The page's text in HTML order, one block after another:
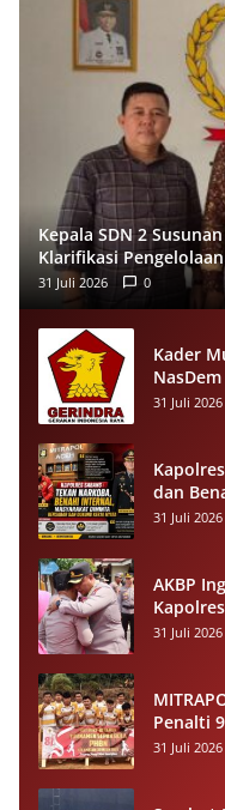
Kepala SDN 2
Klarifikasi Pengelolaan
Juknis
31 Juli 2026 0
Kader
31 Juli 2026
dan
Dukung
31 Juli 2026
AKBP
Publik
31 Juli 2026
Penalti
HUT Ke-
31 Juli 2026